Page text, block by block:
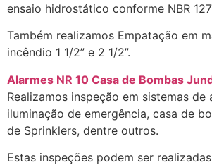
ensaio hidrostático conforme NBR
Também realizamos Empatação em
incêndio 1 1/2” e 2 1/2”.
Alarmes NR 10 Casa de Bombas
Realizamos inspeção em sistemas de
iluminação de emergência, casa de
de Sprinklers, dentre outros.
Estas inspeções podem ser